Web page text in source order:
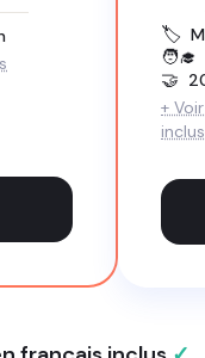
🏷️
🧑‍🎓
🤝
+